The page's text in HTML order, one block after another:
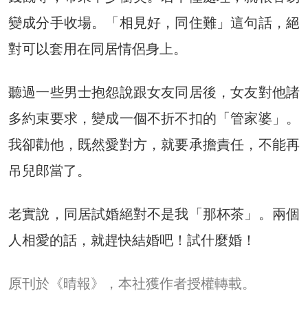
變成分手收場。「相見好，同住難」這句話，絕
對可以套用在同居情侶身上。
聽過一些男士抱怨說跟女友同居後，女友對他諸
多約束要求，變成一個不折不扣的「管家婆」。
我卻勸他，既然愛對方，就要承擔責任，不能再
吊兒郎當了。
老實說，同居試婚絕對不是我「那杯茶」。兩個
人相愛的話，就趕快結婚吧！試什麼婚！
原刊於《晴報》，本社獲作者授權轉載。